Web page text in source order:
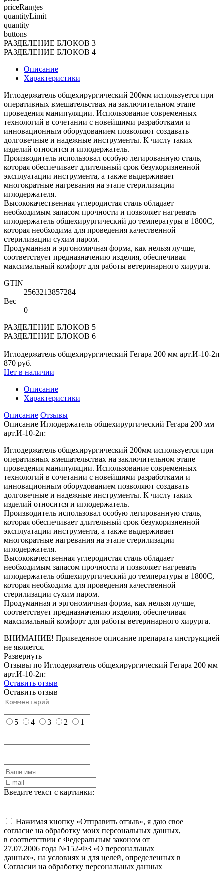
priceRanges
quantityLimit
quantity
buttons
РАЗДЕЛЕНИЕ БЛОКОВ 3
РАЗДЕЛЕНИЕ БЛОКОВ 4
Описание
Характеристики
Иглодержатель общехирургический 200мм используется при
оперативных вмешательствах на заключительном этапе
проведения манипуляции. Использование современных
технологий в сочетании с новейшими разработками и
инновационным оборудованием позволяют создавать
долговечные и надежные инструменты. К числу таких
изделий относится и иглодержатель.
Производитель использовал особую легированную сталь,
которая обеспечивает длительный срок безукоризненной
эксплуатации инструмента, а также выдерживает
многократные нагревания на этапе стерилизации
иглодержателя.
Высококачественная углеродистая сталь обладает
необходимым запасом прочности и позволяет нагревать
иглодержатель общехирургический до температуры в 1800С,
которая необходима для проведения качественной
стерилизации сухим паром.
Продуманная и эргономичная форма, как нельзя лучше,
соответствует предназначению изделия, обеспечивая
максимальный комфорт для работы ветеринарного хирурга.
GTIN
2563213857284
Вес
0
РАЗДЕЛЕНИЕ БЛОКОВ 5
РАЗДЕЛЕНИЕ БЛОКОВ 6
Иглодержатель общехирургический Гегара 200 мм арт.И-10-2п
870 руб.
Нет в наличии
Описание
Характеристики
Описание Отзывы
Описание Иглодержатель общехирургический Гегара 200 мм
арт.И-10-2п:
Иглодержатель общехирургический 200мм используется при
оперативных вмешательствах на заключительном этапе
проведения манипуляции. Использование современных
технологий в сочетании с новейшими разработками и
инновационным оборудованием позволяют создавать
долговечные и надежные инструменты. К числу таких
изделий относится и иглодержатель.
Производитель использовал особую легированную сталь,
которая обеспечивает длительный срок безукоризненной
эксплуатации инструмента, а также выдерживает
многократные нагревания на этапе стерилизации
иглодержателя.
Высококачественная углеродистая сталь обладает
необходимым запасом прочности и позволяет нагревать
иглодержатель общехирургический до температуры в 1800С,
которая необходима для проведения качественной
стерилизации сухим паром.
Продуманная и эргономичная форма, как нельзя лучше,
соответствует предназначению изделия, обеспечивая
максимальный комфорт для работы ветеринарного хирурга.
ВНИМАНИЕ! Приведенное описание препарата инструкцией
не является.
Развернуть
Отзывы по Иглодержатель общехирургический Гегара 200 мм
арт.И-10-2п:
Оставить отзыв
Оставить отзыв
5 4 3 2 1
Введите текст с картинки:
Нажимая кнопку «Отправить отзыв», я даю свое
согласие на обработку моих персональных данных,
в соответствии с Федеральным законом от
27.07.2006 года №152-ФЗ «О персональных
данных», на условиях и для целей, определенных в
Согласии на обработку персональных данных